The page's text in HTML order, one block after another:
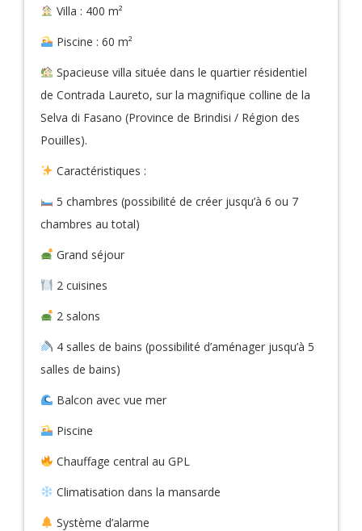
Villa : 400 m²
Piscine : 60 m²
Spacieuse villa située dans le quartier résidentiel
de Contrada Laureto, sur la magnifique colline de la
Selva di Fasano (Province de Brindisi / Région des
Pouilles).
Caractéristiques :
5 chambres (possibilité de créer jusqu’à 6 ou 7
chambres au total)
Grand séjour
2 cuisines
2 salons
4 salles de bains (possibilité d’aménager jusqu’à 5
salles de bains)
Balcon avec vue mer
Piscine
Chauffage central au GPL
Climatisation dans la mansarde
Système d’alarme